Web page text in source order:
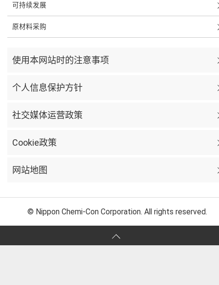
可持续发展
原材料采购
使用本网站时的注意事项
个人信息保护方针
社交媒体运营政策
Cookie政策
网站地图
© Nippon Chemi-Con Corporation. All rights reserved.